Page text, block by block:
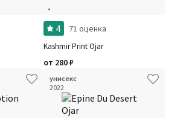
4 71 оценка
Kashmir Print Ojar
от 280₽
унисекс
2022